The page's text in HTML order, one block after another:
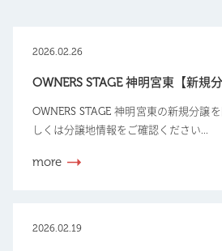
2026.02.26
OWNERS STAGE 神明宮東【新規
OWNERS STAGE 神明宮東の新規分譲
しくは分譲地情報をご確認ください...
more
2026.02.19